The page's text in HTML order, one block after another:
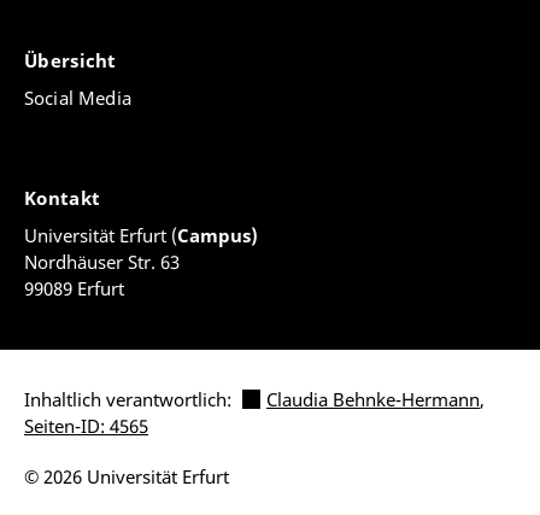
Übersicht
Social Media
Kontakt
Universität Erfurt (Campus)
Nordhäuser Str. 63
99089 Erfurt
Inhaltlich verantwortlich: Claudia Behnke-Hermann,
Seiten-ID: 4565
© 2026 Universität Erfurt